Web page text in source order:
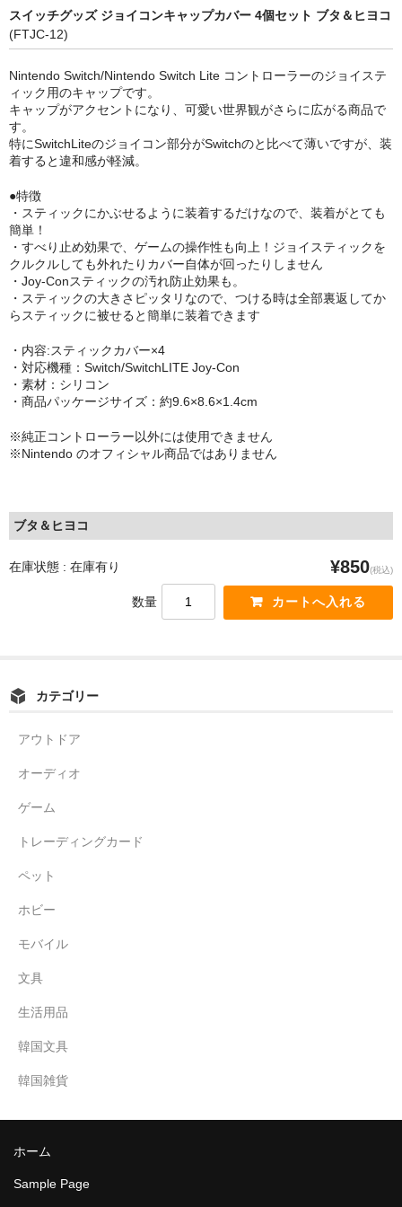
スイッチグッズ ジョイコンキャップカバー 4個セット ブタ＆ヒヨコ
(FTJC-12)
Nintendo Switch/Nintendo Switch Lite コントローラーのジョイステ
ィック用のキャップです。
キャップがアクセントになり、可愛い世界観がさらに広がる商品で
す。
特にSwitchLiteのジョイコン部分がSwitchのと比べて薄いですが、装
着すると違和感が軽減。
●特徴
・スティックにかぶせるように装着するだけなので、装着がとても
簡単！
・すべり止め効果で、ゲームの操作性も向上！ジョイスティックを
クルクルしても外れたりカバー自体が回ったりしません
・Joy-Conスティックの汚れ防止効果も。
・スティックの大きさピッタリなので、つける時は全部裏返してか
らスティックに被せると簡単に装着できます
・内容:スティックカバー×4
・対応機種：Switch/SwitchLITE Joy-Con
・素材：シリコン
・商品パッケージサイズ：約9.6×8.6×1.4cm
※純正コントローラー以外には使用できません
※Nintendo のオフィシャル商品ではありません
ブタ＆ヒヨコ
在庫状態 : 在庫有り ¥850(税込)
数量
カテゴリー
アウトドア
オーディオ
ゲーム
トレーディングカード
ペット
ホビー
モバイル
文具
生活用品
韓国文具
韓国雑貨
ホーム
Sample Page